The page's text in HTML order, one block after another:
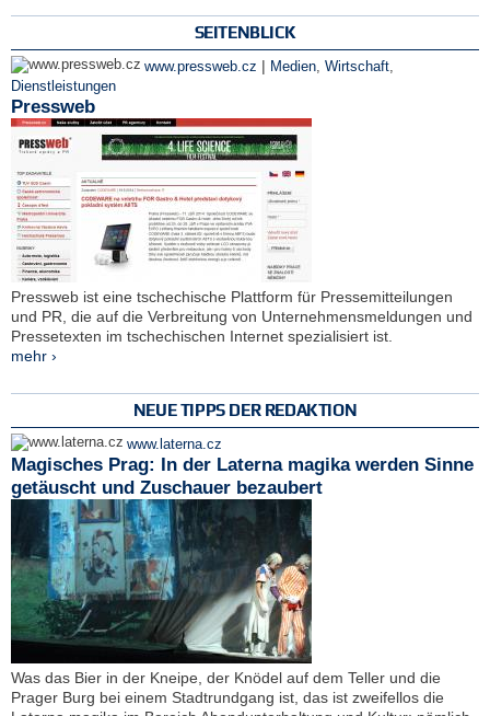
SEITENBLICK
www.pressweb.cz | Medien, Wirtschaft,
Dienstleistungen
Pressweb
Pressweb ist eine tschechische Plattform für Pressemitteilungen
und PR, die auf die Verbreitung von Unternehmensmeldungen und
Pressetexten im tschechischen Internet spezialisiert ist.
mehr ›
NEUE TIPPS DER REDAKTION
www.laterna.cz
Magisches Prag: In der Laterna magika werden Sinne
getäuscht und Zuschauer bezaubert
Was das Bier in der Kneipe, der Knödel auf dem Teller und die
Prager Burg bei einem Stadtrundgang ist, das ist zweifellos die